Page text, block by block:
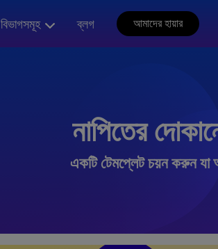
বিভাগসমূহ ব্লগ আমাদের হায়ার
নাপিতের
একটি টেমপ্লেট চয়ন করুন যা